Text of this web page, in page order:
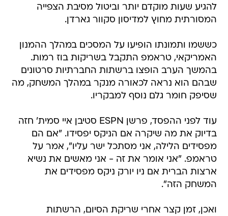
להגיע שעות מוקדם יותר וביטול מסיבת הצפייה
המסורתית מחוץ למדיסון סקוור גארדן.
כששמו ותמונתו הופיעו על המסכים במהלך ההמנון
האמריקאי, טראמפ התקבל בשריקות בוז רמות.
בהמשך הערב הופצו ברשתות החברתיות סרטונים
שבהם הוא נראה לכאורה מנקר במהלך המשחק, מה
שסיפק חומר גלם נוסף למבקריו.
עוד לפני ההפסד, פרשן ESPN סטיבן איי סמית' חזה
בדיוק את מה שיקרה אם הניקס יפסידו. "אם הם
מפסידים הלילה, אני מסתכל ישר עליו", אמר על
טראמפ. "אני אומר את זה - אני מאשים את נשיא
ארצות הברית אם ניו יורק ניקס מפסידים את
המשחק הזה".
ואכן, זמן קצר אחרי שריקת הסיום, הרשתות